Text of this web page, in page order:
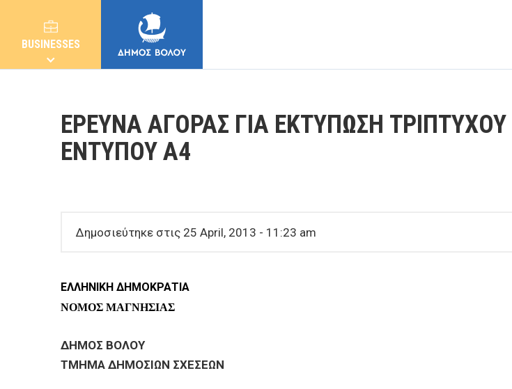
BUSINESSES
BUSINESSES
ΕΡΕΥΝΑ ΑΓΟΡΑΣ ΓΙΑ ΕΚΤΥΠΩΣΗ ΤΡΙΠΤΥΧΟΥ
ΕΝΤΥΠΟΥ Α4
Δημοσιεύτηκε στις 25 April, 2013 - 11:23 am
ΕΛΛΗΝΙΚΗ ΔΗΜΟΚΡΑΤΙΑ
ΝΟΜΟΣ ΜΑΓΝΗΣΙΑΣ
ΔΗΜΟΣ ΒΟΛΟΥ
ΤΜΗΜΑ ΔΗΜΟΣΙΩΝ ΣΧΕΣΕΩΝ